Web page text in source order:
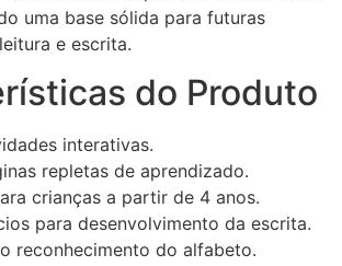
uma base sólida para futuras
e escrita.
do Produto
interativas.
repletas de aprendizado.
crianças a partir de 4 anos.
para desenvolvimento da escrita.
reconhecimento do alfabeto.